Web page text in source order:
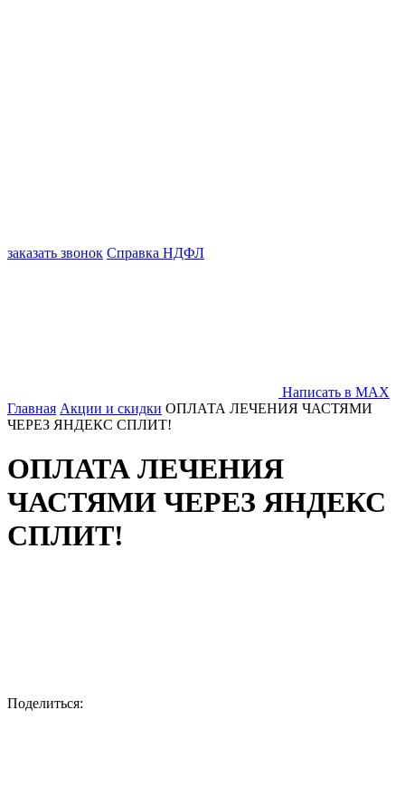
заказать звонок Справка НДФЛ
Написать в MAX
Главная Акции и скидки ОПЛАТА ЛЕЧЕНИЯ ЧАСТЯМИ
ЧЕРЕЗ ЯНДЕКС СПЛИТ!
ОПЛАТА ЛЕЧЕНИЯ
ЧАСТЯМИ ЧЕРЕЗ ЯНДЕКС
СПЛИТ!
Поделиться: